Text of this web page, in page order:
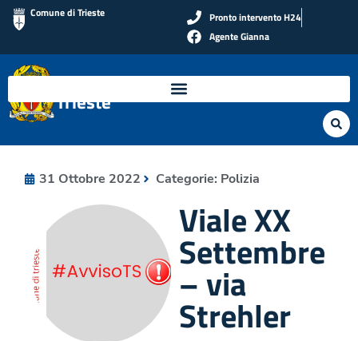
Comune di Trieste
Pronto intervento H24
Agente Gianna
Polizia Locale di
Trieste
31 Ottobre 2022 Categorie: Polizia
Viale XX
Settembre
– via
Strehler